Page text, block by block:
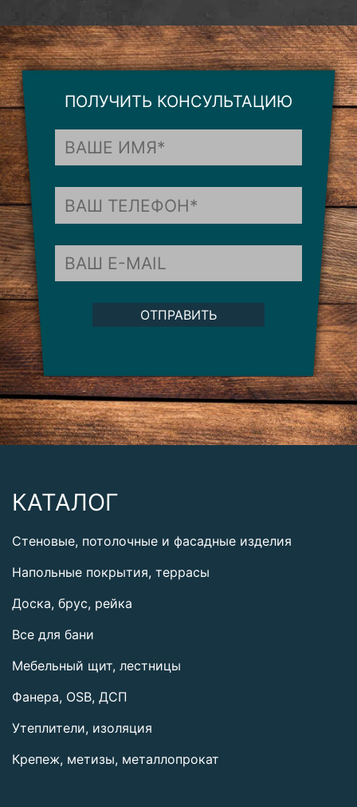
ПОЛУЧИТЬ КОНСУЛЬТАЦИЮ
ОТПРАВИТЬ
КАТАЛОГ
Стеновые, потолочные и фасадные изделия
Напольные покрытия, террасы
Доска, брус, рейка
Все для бани
Мебельный щит, лестницы
Фанера, OSB, ДСП
Утеплители, изоляция
Крепеж, метизы, металлопрокат